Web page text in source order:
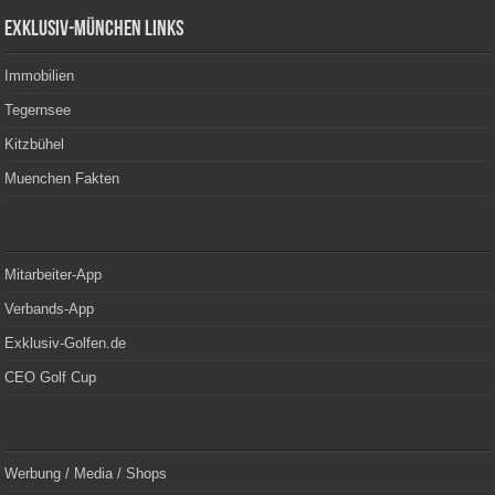
Exklusiv-München Links
Immobilien
Tegernsee
Kitzbühel
Muenchen Fakten
Mitarbeiter-App
Verbands-App
Exklusiv-Golfen.de
CEO Golf Cup
Werbung / Media / Shops